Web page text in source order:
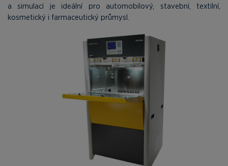
a simulací je ideální pro automobilový, stavební, textilní,
kosmetický i farmaceutický průmysl.